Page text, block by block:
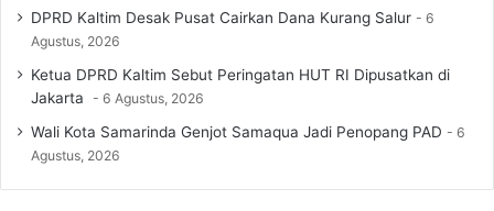
DPRD Kaltim Desak Pusat Cairkan Dana Kurang Salur
6
Agustus, 2026
Ketua DPRD Kaltim Sebut Peringatan HUT RI Dipusatkan di
Jakarta
6 Agustus, 2026
Wali Kota Samarinda Genjot Samaqua Jadi Penopang PAD
6
Agustus, 2026